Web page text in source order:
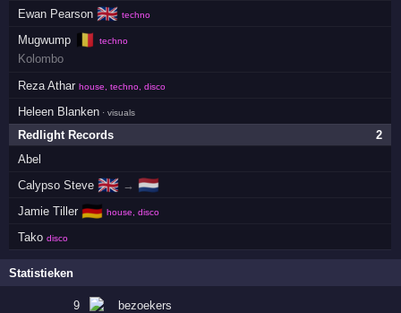
Ewan Pearson 🇬🇧 techno
Mugwump 🇧🇪 techno
Kolombo
Reza Athar house, techno, disco
Heleen Blanken · visuals
2
Redlight Records
Abel
Calypso Steve 🇬🇧 → 🇳🇱
Jamie Tiller 🇩🇪 house, disco
Tako disco
Statistieken
9 bezoekers